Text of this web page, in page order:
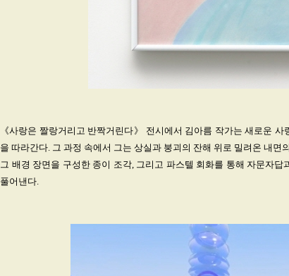
《사랑은 짤랑거리고 반짝거린다》 전시에서 김아름 작가는 새로운
을 따라간다. 그 과정 속에서 그는 상실과 붕괴의 잔해 위로 밀려온 내면
그 배경 장면을 구성한 종이 조각, 그리고 파스텔 회화를 통해 자문자
풀어낸다.